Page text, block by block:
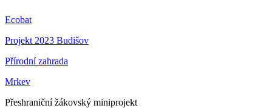
Ecobat
Projekt 2023 Budišov
Přírodní zahrada
Mrkev
Přeshraniční žákovský miniprojekt